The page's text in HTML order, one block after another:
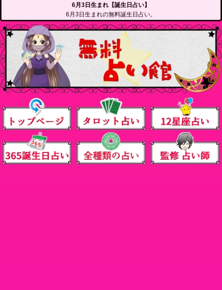
6月3日生まれ【誕生日占い】
6月3日生まれの無料誕生日占い。